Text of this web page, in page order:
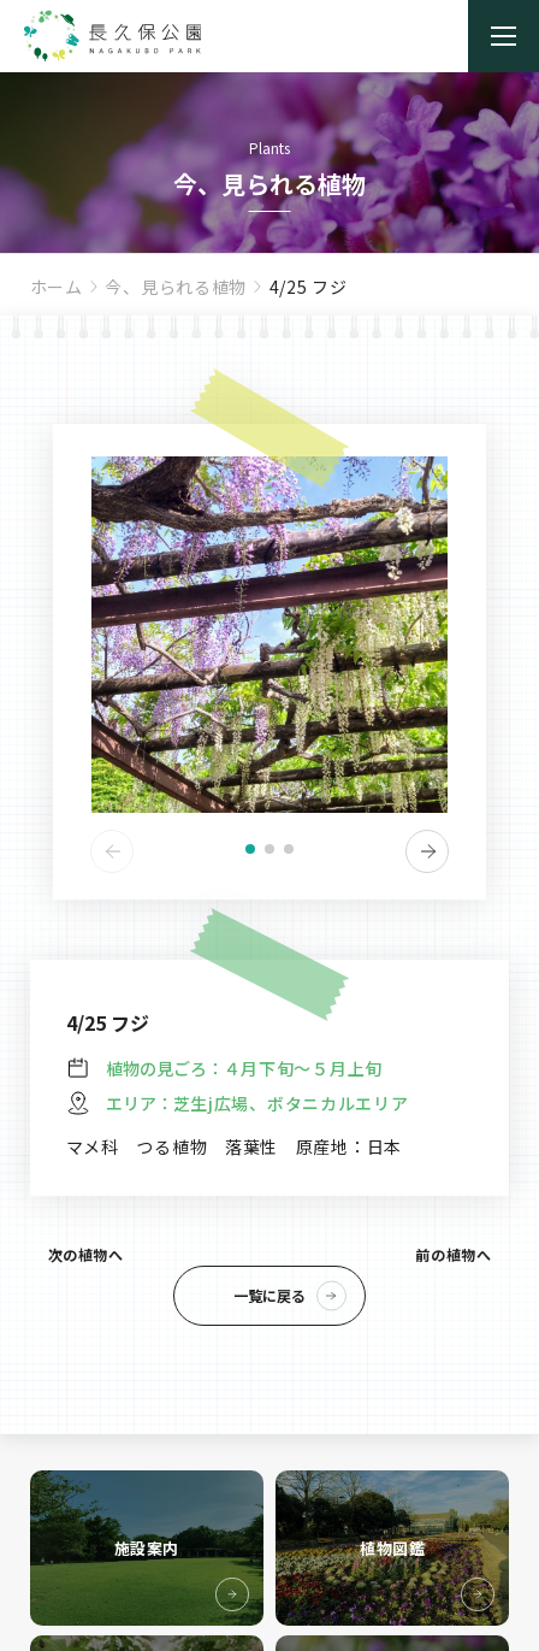
Plants
今、見られる植物
ホーム 今、見られる植物 4/25 フジ
4/25 フジ
植物の見ごろ： ４月下旬～５月上旬
エリア： 芝生j広場、ボタニカルエリア
マメ科 つる植物 落葉性 原産地：日本
次の植物へ
一覧に戻る
前の植物へ
施設案内 植物図鑑